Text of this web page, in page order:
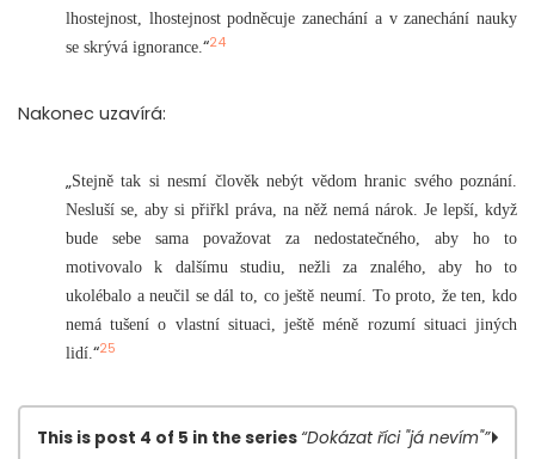
lhostejnost, lhostejnost podněcuje zanechání a v zanechání nauky
se skrývá ignorance. “24
Nakonec uzavírá:
„Stejně tak si nesmí člověk nebýt vědom hranic svého poznání.
Nesluší se, aby si přiřkl práva, na něž nemá nárok. Je lepší, když
bude sebe sama považovat za nedostatečného, aby ho to
motivovalo k dalšímu studiu, nežli za znalého, aby ho to
ukolébalo a neučil se dál to, co ještě neumí. To proto, že ten, kdo
nemá tušení o vlastní situaci, ještě méně rozumí situaci jiných
lidí. “25
This is post 4 of 5 in the series“Dokázat říci "já nevím"”